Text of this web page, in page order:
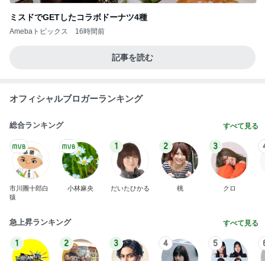
ミスドでGETしたコラボドーナツ4種
Amebaトピックス 16時間前
記事を読む
オフィシャルブロガーランキング
総合ランキング すべて見る
市川團十郎白
猿
小林麻央
1
だいたひかる
2
桃
3
クロ
急上昇ランキング すべて見る
1 2 3 4 5